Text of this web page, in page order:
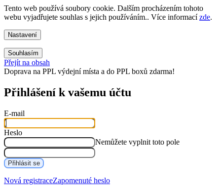
Tento web používá soubory cookie. Dalším procházením tohoto
webu vyjadřujete souhlas s jejich používáním.. Více informacízde.
Nastavení
Souhlasím
Přejít na obsah
Doprava na PPL výdejní místa a do PPL boxů zdarma!
Přihlášení k vašemu účtu
E-mail
Heslo
Nemůžete vyplnit toto pole
Přihlásit se
Nová registraceZapomenuté heslo